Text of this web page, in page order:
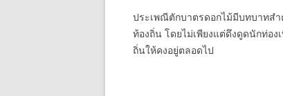
ประเพณีตักบาตรดอกไม้มีบทบาทส
ท้องถิ่น โดยไม่เพียงแต่ดึงดูดนักท่อ
ถิ่นให้คงอยู่ตลอดไป